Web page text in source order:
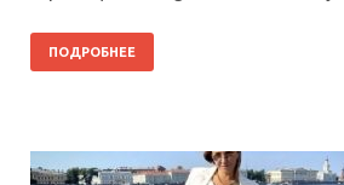
ПОДРОБНЕЕ